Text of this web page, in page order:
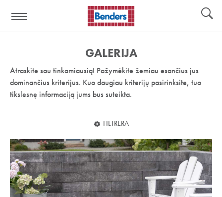
nuoroda:
GALERIJA
Atraskite sau tinkamiausią! Pažymėkite žemiau esančius jus
dominančius kriterijus. Kuo daugiau kriterijų pasirinksite, tuo
tikslesnę informaciją jums bus suteikta.
FILTRERA